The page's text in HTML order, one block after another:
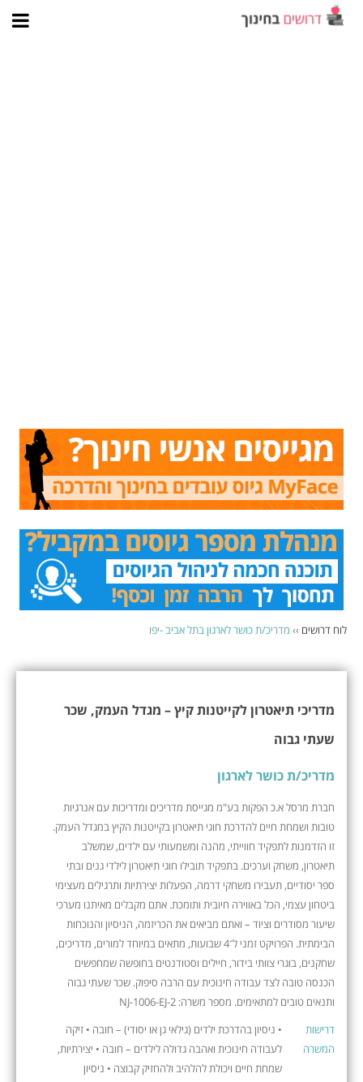
לוח דרושים ›› מדריכ/ת כושר לארגון בתל אביב -יפו
מדריכי תיאטרון לקייטנות קיץ – מגדל העמק, שכר
שעתי גבוה
מדריכ/ת כושר לארגון
חברת מרסל א.כ הפקות בע"מ מגייסת מדריכים ומדריכות עם אנרגיות
טובות ושמחת חיים להדרכת חוגי תיאטרון בקייטנות הקיץ במגדל העמק.
זו הזדמנות לתפקיד חווייתי, מהנה ומשמעותי עם ילדים, שמשלב
תיאטרון, משחק וערכים. בתפקיד תובילו חוגי תיאטרון לילדי גנים ובתי
ספר יסודיים, תעבירו משחקי דרמה, הפעלות יצירתיות ותרגילים מעצימי
ביטחון עצמי, הכל באווירה חיובית ותומכת. אתם מקבלים מאיתנו מערכי
שיעור מסודרים וציוד – ואתם מביאים את הכריזמה, הניסיון והנוכחות
הבימתית. הפרויקט זמני ל־4 שבועות, מתאים במיוחד למורים, מדריכים,
שחקנים, בוגרי צוותי בידור, חיילים וסטודנטים בחופשה שמחפשים
הכנסה טובה לצד עבודה חינוכית עם הרבה סיפוק. שכר שעתי גבוה
ותנאים טובים למתאימים. מספר משרה: NJ-1006-EJ-2
דרישות
המשרה
• ניסיון בהדרכת ילדים (גילאי גן או יסודי) – חובה • זיקה
לעבודה חינוכית ואהבה גדולה לילדים – חובה • יצירתיות,
שמחת חיים ויכולת להלהיב ולהחזיק קבוצה • ניסיון